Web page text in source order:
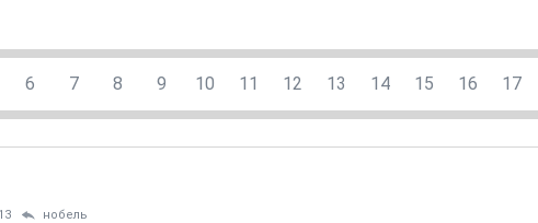
6 7 8 9 10 11 12 13 14 15 16 17
нобель